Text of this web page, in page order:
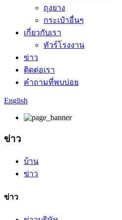
ถุงยาง
กระเป๋าอื่นๆ
เกี่ยวกับเรา
ทัวร์โรงงาน
ข่าว
ติดต่อเรา
คำถามที่พบบ่อย
English
ข่าว
บ้าน
ข่าว
ข่าว